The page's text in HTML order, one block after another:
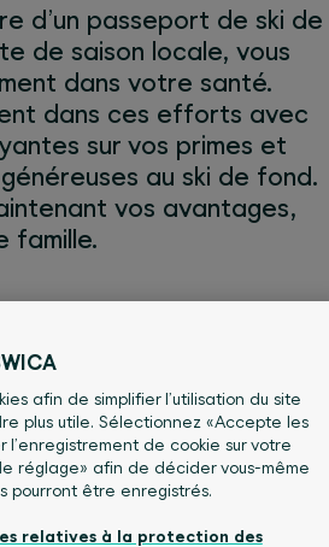
d’un passeport de ski de
de saison locale, vous
dans votre santé.
dans ces efforts avec
sur vos primes et
au ski de fond.
vos avantages,
famille.
remise sur vos primes
grâce au contrat
Schweiz et SWICA vous
afin de simplifier l’utilisation du site
plus utile. Sélectionnez «Accepte les
l’enregistrement de cookie sur votre
réglage» afin de décider vous-même
pourront être enregistrés.
relatives à la protection des